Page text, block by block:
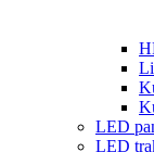
LED
LED